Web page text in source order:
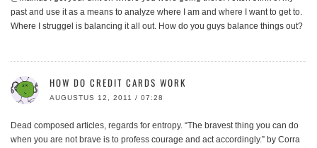
past and use it as a means to analyze where I am and where I want to get to.
Where I struggel is balancing it all out. How do you guys balance things out?
HOW DO CREDIT CARDS WORK
AUGUSTUS 12, 2011 / 07:28
Dead composed articles, regards for entropy. “The bravest thing you can do
when you are not brave is to profess courage and act accordingly.” by Corra